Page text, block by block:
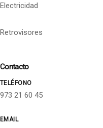
Electricidad
Retrovisores
Contacto
TELÉFONO
973 21 60 45
EMAIL